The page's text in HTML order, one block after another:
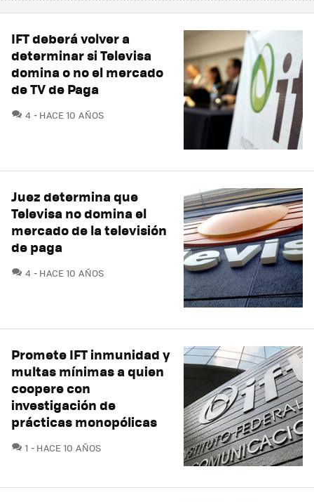
IFT deberá volver a
determinar si Televisa
domina o no el mercado
de TV de Paga
4 COMENTARIOS
HACE 10 AÑOS
Juez determina que
Televisa no domina el
mercado de la televisión
de paga
4 COMENTARIOS
HACE 10 AÑOS
Promete IFT inmunidad y
multas mínimas a quien
coopere con
investigación de
prácticas monopólicas
1 COMENTARIOS
HACE 10 AÑOS